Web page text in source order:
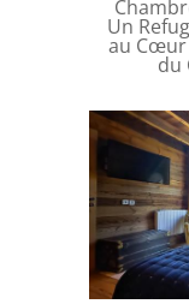
Un
au Cœur
du